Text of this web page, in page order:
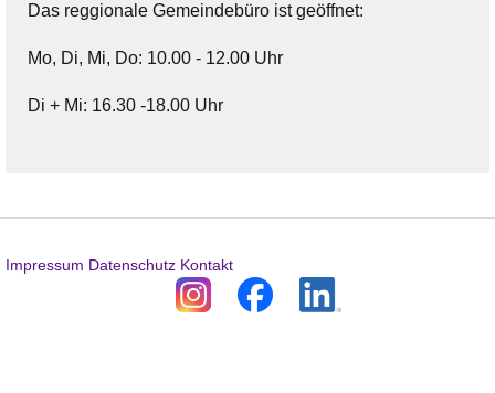
Das reggionale Gemeindebüro ist geöffnet:
Mo, Di, Mi, Do: 10.00 - 12.00 Uhr
Di + Mi: 16.30 -18.00 Uhr
Impressum Datenschutz Kontakt